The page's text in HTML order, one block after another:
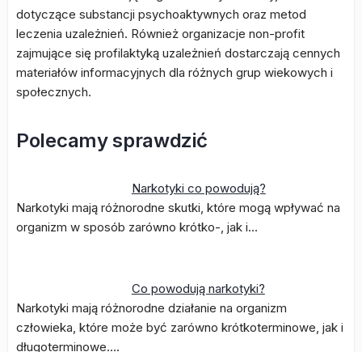
dotyczące substancji psychoaktywnych oraz metod
leczenia uzależnień. Również organizacje non-profit
zajmujące się profilaktyką uzależnień dostarczają cennych
materiałów informacyjnych dla różnych grup wiekowych i
społecznych.
Polecamy sprawdzić
Narkotyki co powodują?
Narkotyki mają różnorodne skutki, które mogą wpływać na
organizm w sposób zarówno krótko-, jak i…
Co powodują narkotyki?
Narkotyki mają różnorodne działanie na organizm
człowieka, które może być zarówno krótkoterminowe, jak i
długoterminowe.…